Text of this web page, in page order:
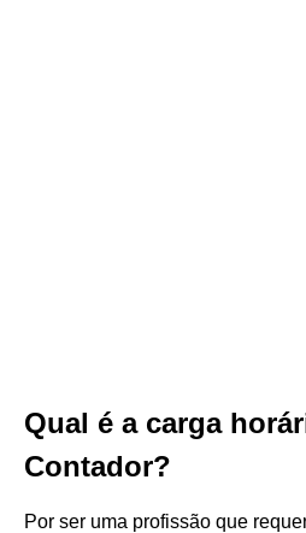
Qual é a carga
Contador?
Por ser uma profissão que